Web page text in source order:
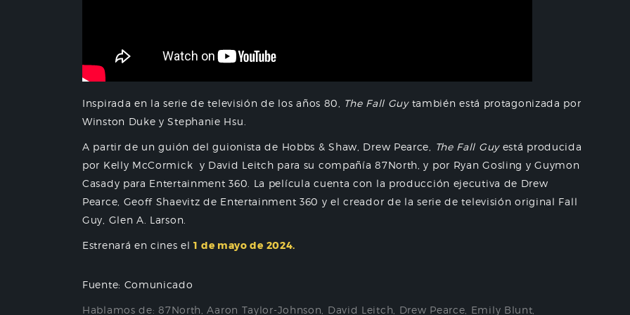
Inspirada en la serie de televisión de los años 80, The Fall Guytambién está protagonizada por
Winston Duke y Stephanie Hsu.
A partir de un guión del guionista de Hobbs & Shaw, Drew Pearce, The Fall Guyestá producida
por Kelly McCormick y David Leitch para su compañía 87North, y por Ryan Gosling y Guymon
Casady para Entertainment 360. La película cuenta con la producción ejecutiva de Drew
Pearce, Geoff Shaevitz de Entertainment 360 y el creador de la serie de televisión original Fall
Guy, Glen A. Larson.
Estrenará en cines el1 de mayo de 2024.
Fuente: Comunicado
Hablamos de:87North ,Aaron Taylor-Johnson David Leitch Drew Pearce Emily Blunt